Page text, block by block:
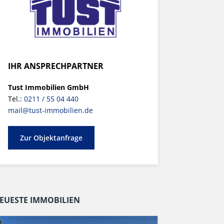
IHR ANSPRECHPARTNER
Tust Immobilien GmbH
Tel.: 0211 / 55 04 440
mail@tust-immobilien.de
Zur Objektanfrage
IMMOBILIEN